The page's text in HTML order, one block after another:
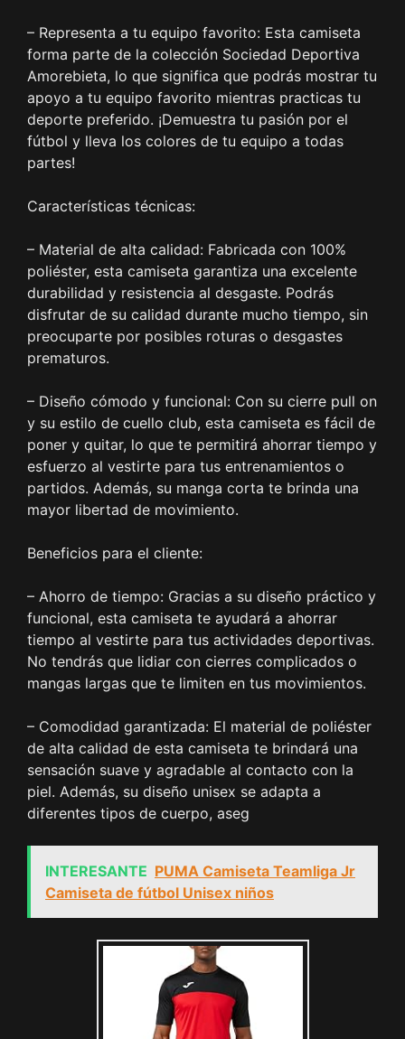
– Representa a tu equipo favorito: Esta camiseta
forma parte de la colección Sociedad Deportiva
Amorebieta, lo que significa que podrás mostrar tu
apoyo a tu equipo favorito mientras practicas tu
deporte preferido. ¡Demuestra tu pasión por el
fútbol y lleva los colores de tu equipo a todas
partes!
Características técnicas:
– Material de alta calidad: Fabricada con 100%
poliéster, esta camiseta garantiza una excelente
durabilidad y resistencia al desgaste. Podrás
disfrutar de su calidad durante mucho tiempo, sin
preocuparte por posibles roturas o desgastes
prematuros.
– Diseño cómodo y funcional: Con su cierre pull on
y su estilo de cuello club, esta camiseta es fácil de
poner y quitar, lo que te permitirá ahorrar tiempo y
esfuerzo al vestirte para tus entrenamientos o
partidos. Además, su manga corta te brinda una
mayor libertad de movimiento.
Beneficios para el cliente:
– Ahorro de tiempo: Gracias a su diseño práctico y
funcional, esta camiseta te ayudará a ahorrar
tiempo al vestirte para tus actividades deportivas.
No tendrás que lidiar con cierres complicados o
mangas largas que te limiten en tus movimientos.
– Comodidad garantizada: El material de poliéster
de alta calidad de esta camiseta te brindará una
sensación suave y agradable al contacto con la
piel. Además, su diseño unisex se adapta a
diferentes tipos de cuerpo, aseg
INTERESANTE PUMA Camiseta Teamliga Jr
Camiseta de fútbol Unisex niños